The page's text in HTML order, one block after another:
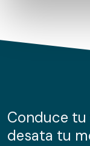
de cookies.
información
nuestros
Conduce
desata tu